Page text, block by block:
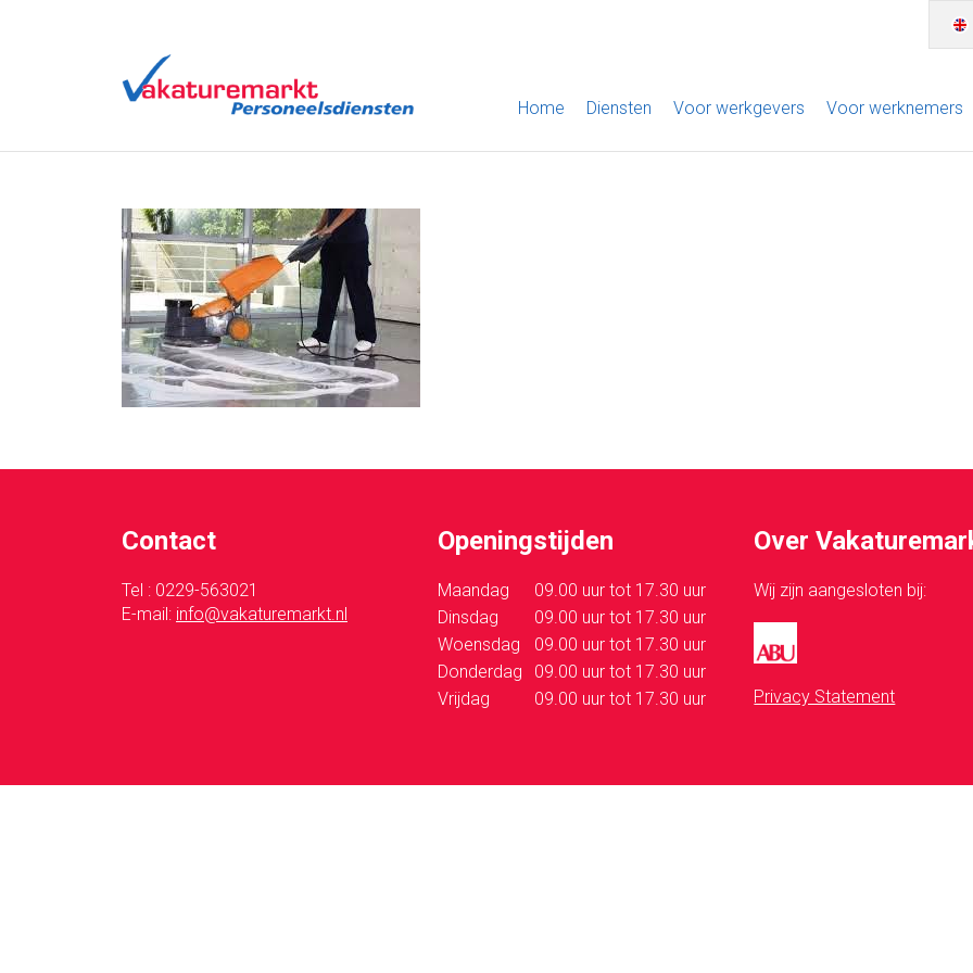
Home Diensten Voor werkgevers Voor werknemers
Contact
Tel : 0229-563021
E-mail: info@vakaturemarkt.nl
Openingstijden
Maandag
09.00 uur tot 17.30 uur
Dinsdag
09.00 uur tot 17.30 uur
Woensdag
09.00 uur tot 17.30 uur
Donderdag
09.00 uur tot 17.30 uur
Vrijdag
09.00 uur tot 17.30 uur
Over
Wij zijn aangesloten bij:
Privacy Statement